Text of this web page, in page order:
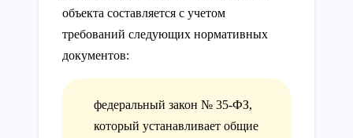
объекта составляется с учетом
требований следующих нормативных
документов:
федеральный закон № 35-ФЗ,
который устанавливает общие